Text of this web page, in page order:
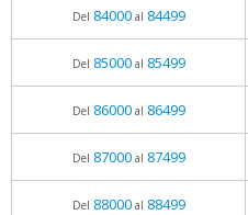
Del 84000al 84499
Del 85000al 85499
Del 86000al 86499
Del 87000al 87499
Del 88000al 88499